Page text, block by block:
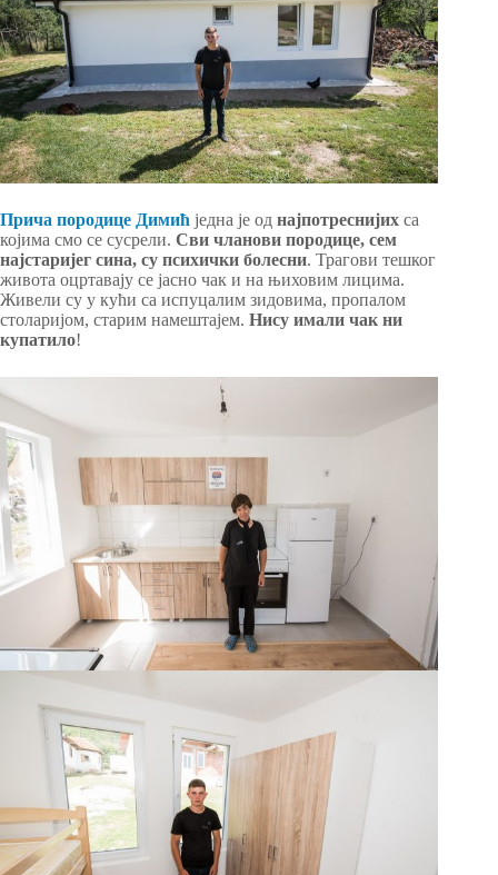
Прича породице Димић једна je од најпотреснијих са
којима смо се сусрели. Сви чланови породице, сем
најстаријег сина, су психички болесни. Трагови тешког
живота оцртавају се јасно чак и на њиховим лицима.
Живели су у кући са испуцалим зидовима, пропалом
столаријом, старим намештајем. Нису имали чак ни
купатило!